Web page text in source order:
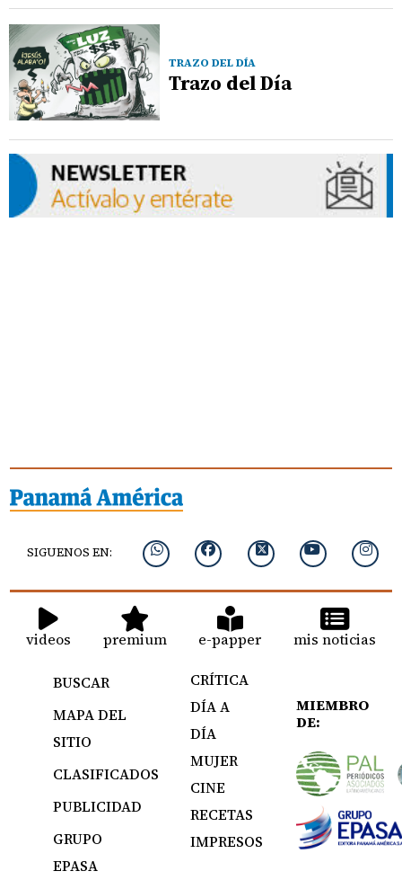
TRAZO DEL DÍA
Trazo del Día
SIGUENOS EN:
videos premium e-papper mis noticias
BUSCAR
MAPA DEL
SITIO
CLASIFICADOS
PUBLICIDAD
GRUPO
EPASA
CRÍTICA
DÍA A
DÍA
MUJER
CINE
RECETAS
IMPRESOS
MIEMBRO
DE: